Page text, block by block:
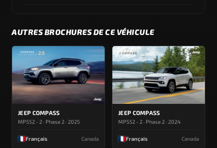
AUTRES BROCHURES DE CE VÉHICULE
JEEP COMPASS
MP552 - 2 · Phase 2 · 2025
Français Canada
JEEP COMPASS
MP552 - 2 · Phase 2 · 2024
Français Canada